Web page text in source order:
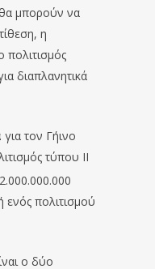
θα μπορούν να
η
πολιτισμός
διαπλανητικά
για τον Γήινο
τύπου II
πολιτισμού
ο δύο